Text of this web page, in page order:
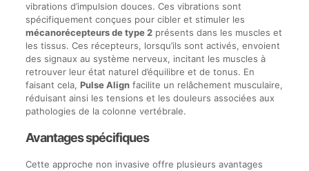
vibrations d’impulsion douces. Ces vibrations sont
spécifiquement conçues pour cibler et stimuler les
mécanorécepteurs de type 2présents dans les muscles et
les tissus. Ces récepteurs, lorsqu’ils sont activés, envoient
des signaux au système nerveux, incitant les muscles à
retrouver leur état naturel d’équilibre et de tonus. En
faisant cela, Pulse Alignfacilite un relâchement musculaire,
réduisant ainsi les tensions et les douleurs associées aux
pathologies de la colonne vertébrale.
Avantages spécifiques
Cette approche non invasive offre plusieurs avantages